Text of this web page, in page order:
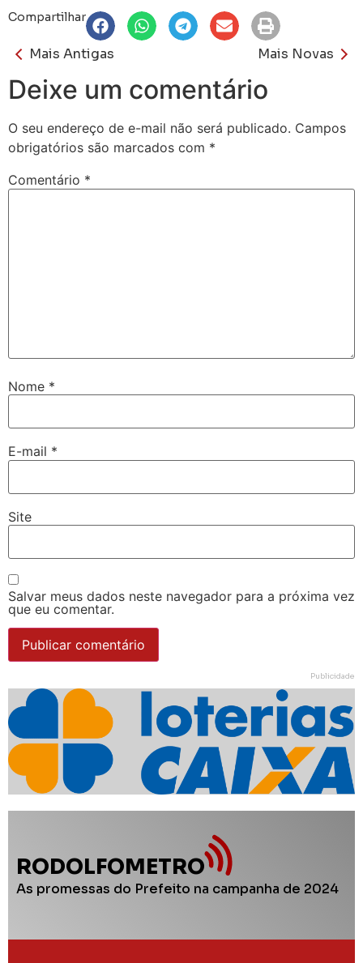
Compartilhar
Mais Antigas Mais Novas
Deixe um comentário
O seu endereço de e-mail não será publicado. Campos
obrigatórios são marcados com *
Comentário *
Nome *
E-mail *
Site
Salvar meus dados neste navegador para a próxima vez
que eu comentar.
Publicidade
RODOLFOMETRO
As promessas do Prefeito na campanha de 2024